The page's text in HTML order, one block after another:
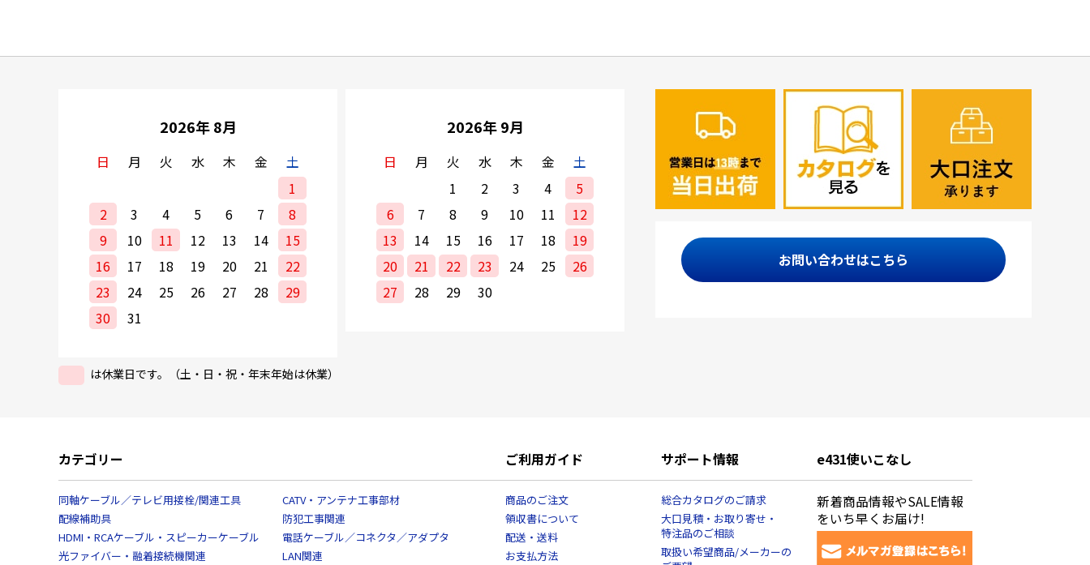
2026年 8月
日 月 火 水 木 金
土
1
2
3 4 5 6 7
8
9
10 11 12 13 14
15
16
17 18 19 20 21
22
23
24 25 26 27 28
29
30
31
2026年 9月
日 月 火 水 木 金
土
1
2 3 4
5
6
7 8 9 10 11
12
13
14 15 16 17 18
19
20
21 22 23 24 25
26
27
28 29 30
は休業日です。（土・日・祝・年末年始は休業）
お問い合わせはこちら
カテゴリー
同軸ケーブル／テレビ用接栓/関連工具
CATV・アンテナ工事部材
配線補助具
防犯工事関連
HDMI・RCAケーブル・スピーカーケーブル
電話ケーブル／コネクタ／アダプタ
光ファイバー・融着接続機関連
LAN関連
ご利用ガイド
商品のご注文
領収書について
配送・送料
お支払方法
サポート情報
総合カタログのご請求
大口見積・お取り寄せ・
特注品のご相談
取扱い希望商品/メーカーの
e431使いこなし
新着商品情報やSALE情報
をいち早くお届け!